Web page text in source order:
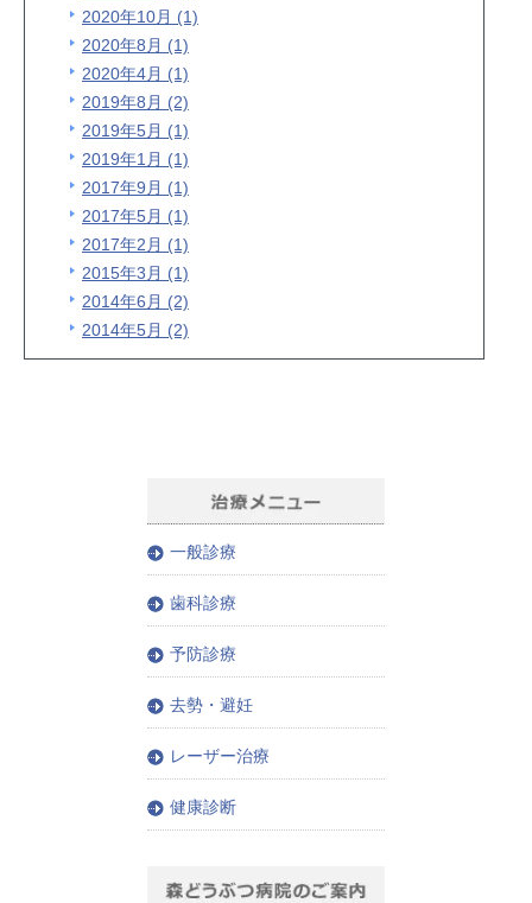
2020年10月 (1)
2020年8月 (1)
2020年4月 (1)
2019年8月 (2)
2019年5月 (1)
2019年1月 (1)
2017年9月 (1)
2017年5月 (1)
2017年2月 (1)
2015年3月 (1)
2014年6月 (2)
2014年5月 (2)
一般診療
歯科診療
予防診療
去勢・避妊
レーザー治療
健康診断